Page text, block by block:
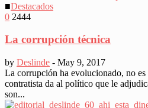
■Destacados
0 2444
La corrupción técnica
by Deslinde - May 9, 2017
La corrupción ha evolucionado, no es
contratista da al político que le
son...